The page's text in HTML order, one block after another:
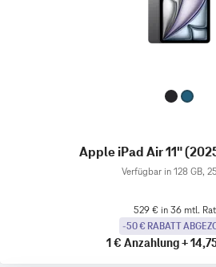
Apple iPad Air 11"
Verfügbar in 128 GB,
529 € in 36 mtl.
-50 € RABATT
1 € Anzahlung+